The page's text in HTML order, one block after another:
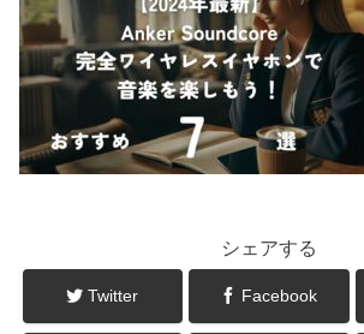
シェアする
Twitter Facebook